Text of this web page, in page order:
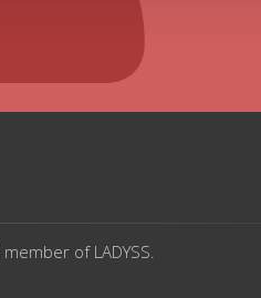
of LADYSS.